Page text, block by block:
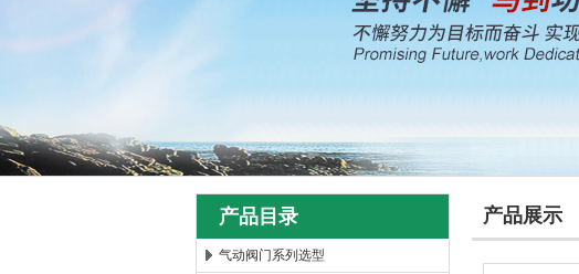
产品目录
气动阀门系列选型
产品展示